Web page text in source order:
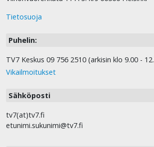
Tietosuoja
Puhelin:
TV7 Keskus 09 756 2510 (arkisin klo 9.00 -
Vikailmoitukset
Sähköposti
tv7(at)tv7.fi
etunimi.sukunimi@tv7.fi